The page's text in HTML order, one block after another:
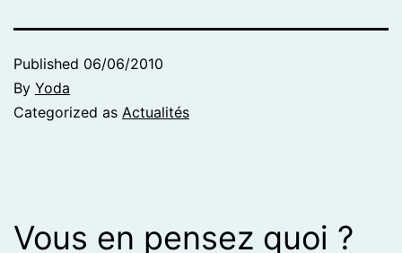
Published 06/06/2010
By Yoda
Categorized as Actualités
Vous en pensez quoi ?